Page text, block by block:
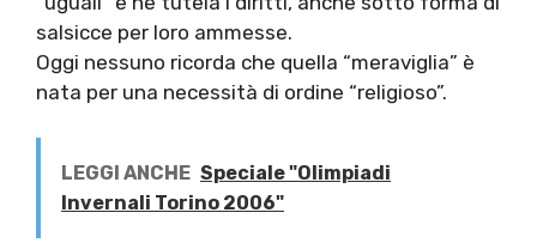
salsicce per loro ammesse.
Oggi nessuno ricorda che quella “meraviglia” è
nata per una necessità di ordine “religioso”.
LEGGI ANCHE Speciale "Olimpiadi
Invernali Torino 2006"